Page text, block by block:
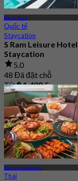
Bang Kapi
Quốc tế
Staycation
S Ram Leisure Hotel
Staycation
5.0
48 Đã đặt chỗ
Từ฿ 1,499.5
Ramkhamhaeng
Thái